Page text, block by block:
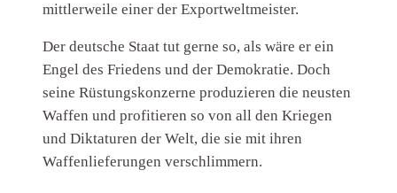
mittlerweile einer der Exportweltmeister.
Der deutsche Staat tut gerne so, als wäre er ein
Engel des Friedens und der Demokratie. Doch
seine Rüstungskonzerne produzieren die neusten
Waffen und profitieren so von all den Kriegen
und Diktaturen der Welt, die sie mit ihren
Waffenlieferungen verschlimmern.